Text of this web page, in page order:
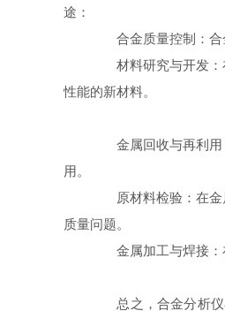
途：
合金质量控制：合金
材料研究与开发：在
性能的新材料。
金属回收与再利用：
用。
原材料检验：在金属
质量问题。
金属加工与焊接：在
总之，合金分析仪